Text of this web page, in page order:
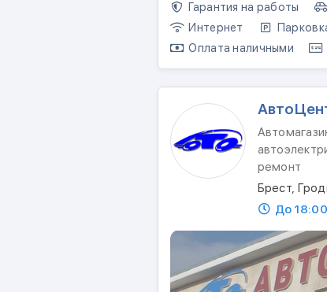
Гарантия на работы
Интернет
Оплата наличными
ремонт
Брест,
До 18:00